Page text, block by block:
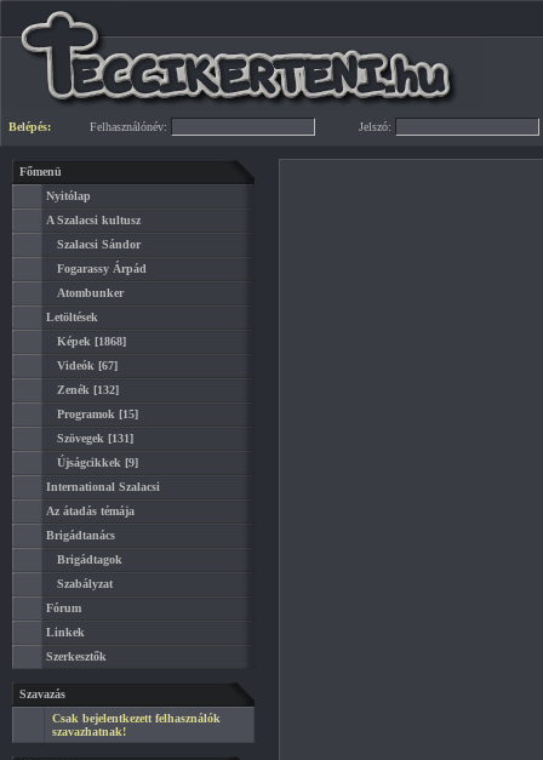
Belépés: Felhasználónév: Jelszó:
Főmenü
Nyitólap
A Szalacsi kultusz
Szalacsi Sándor
Fogarassy Árpád
Atombunker
Letöltések
Képek [1868]
Videók [67]
Zenék [132]
Programok [15]
Szövegek [131]
Újságcikkek [9]
International Szalacsi
Az átadás témája
Brigádtanács
Brigádtagok
Szabályzat
Fórum
Linkek
Szerkesztők
Szavazás
Csak bejelentkezett felhasználók
szavazhatnak!